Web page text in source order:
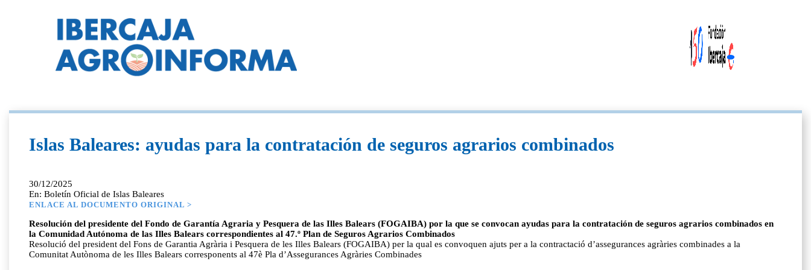
Islas Baleares: ayudas para la contratación de seguros agrarios combinados
30/12/2025
En: Boletín Oficial de Islas Baleares
ENLACE AL DOCUMENTO ORIGINAL >
Resolución del presidente del Fondo de Garantía Agraria y Pesquera de las Illes Balears (FOGAIBA) por la que se convocan ayudas para la contratación de seguros agrarios combinados en
la Comunidad Autónoma de las Illes Balears correspondientes al 47.º Plan de Seguros Agrarios Combinados
Resolució del president del Fons de Garantia Agrària i Pesquera de les Illes Balears (FOGAIBA) per la qual es convoquen ajuts per a la contractació d’assegurances agràries combinades a la
Comunitat Autònoma de les Illes Balears corresponents al 47è Pla d’Assegurances Agràries Combinades